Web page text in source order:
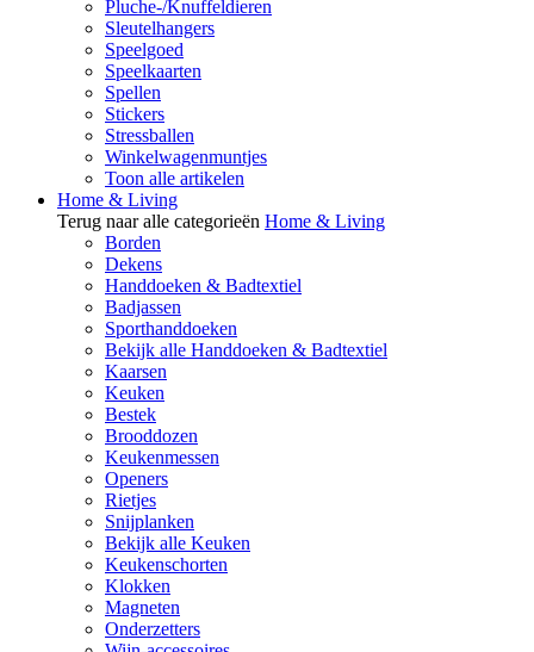
Pluche-/Knuffeldieren
Sleutelhangers
Speelgoed
Speelkaarten
Spellen
Stickers
Stressballen
Winkelwagenmuntjes
Toon alle artikelen
Home & Living
Terug naar alle categorieën Home & Living
Borden
Dekens
Handdoeken & Badtextiel
Badjassen
Sporthanddoeken
Bekijk alle Handdoeken & Badtextiel
Kaarsen
Keuken
Bestek
Brooddozen
Keukenmessen
Openers
Rietjes
Snijplanken
Bekijk alle Keuken
Keukenschorten
Klokken
Magneten
Onderzetters